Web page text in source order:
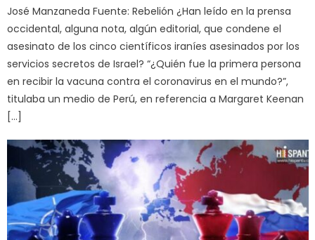
José Manzaneda Fuente: Rebelión ¿Han leído en la prensa
occidental, alguna nota, algún editorial, que condene el
asesinato de los cinco científicos iraníes asesinados por los
servicios secretos de Israel? “¿Quién fue la primera persona
en recibir la vacuna contra el coronavirus en el mundo?”,
titulaba un medio de Perú, en referencia a Margaret Keenan
[…]